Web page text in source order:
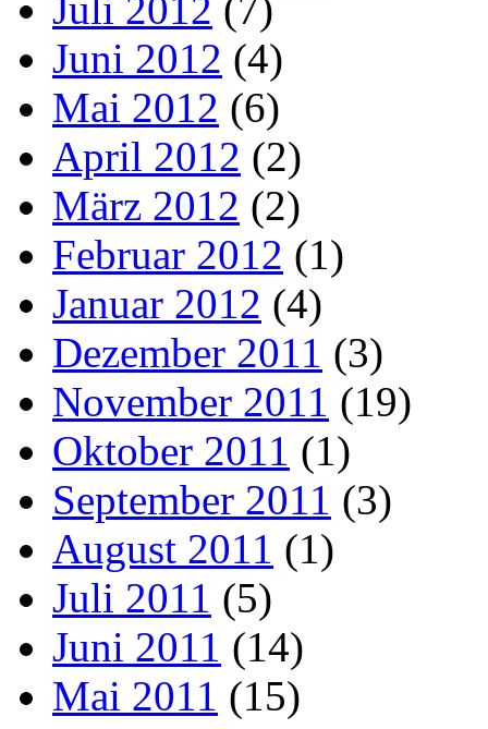
Juni 2012 (4)
Mai 2012 (6)
April 2012 (2)
März 2012 (2)
Februar 2012 (1)
Januar 2012 (4)
Dezember 2011 (3)
November 2011 (19)
Oktober 2011 (1)
September 2011 (3)
August 2011 (1)
Juli 2011 (5)
Juni 2011 (14)
Mai 2011 (15)